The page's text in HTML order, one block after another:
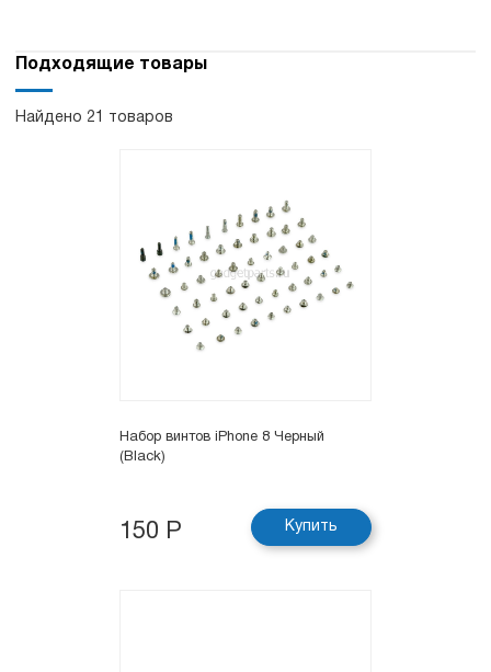
Подходящие товары
Найдено 21 товаров
Набор винтов iPhone 8 Черный
(Black)
150 Р Купить